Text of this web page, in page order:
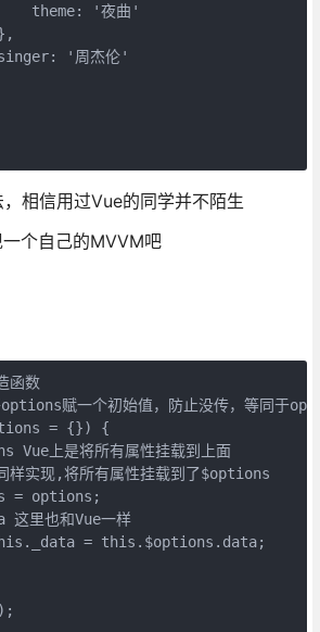
theme: '夜曲'
'周杰伦'
相信用过Vue的同学并不陌生
个自己的MVVM吧
函数
赋一个初始值，防止没传，等同
= {}) {
Vue上是将所有属性挂载到上面
样实现,将所有属性挂载到了$options
= options;
这里也和Vue一样
= this.$options.data;